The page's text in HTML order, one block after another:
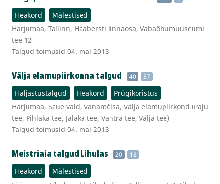
Heakord
Mälestised
Harjumaa, Tallinn, Haabersti linnaosa, Vabaõhumuuseumi
tee 12
Talgud toimusid 04. mai 2013
Välja elamupiirkonna talgud 40 37
Haljastustalgud Heakord
Prügikoristus
Harjumaa, Saue vald, Vanamõisa, Välja elamupiirkond (Paju
tee, Pihlaka tee, Jalaka tee, Vahtra tee, Välja tee)
Talgud toimusid 04. mai 2013
Meistriaia talgud Lihulas 20 18
Heakord
Mälestised